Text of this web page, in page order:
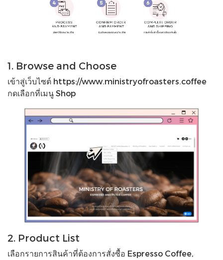
1. Browse and Choose
เข้าสู่เว็บไซต์ https://www.ministryofroasters.coffee
กดเลือกที่เมนู Shop
2. Product List
เลือกรายการสินค้าที่ต้องการสั่งซื้อ Espresso Coffee,